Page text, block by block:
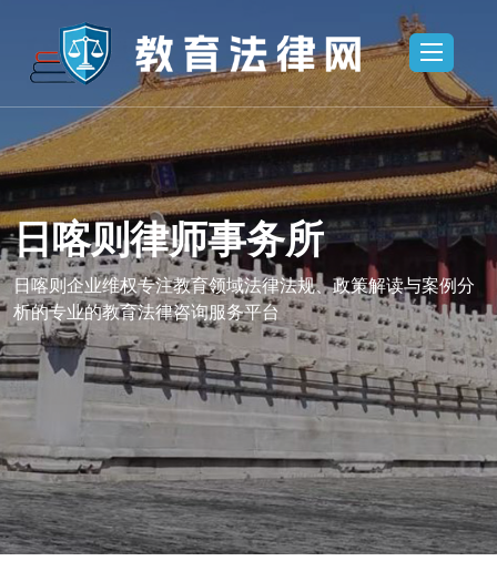
所,日喀则
企业维权
日喀则律师事务所
日喀则企业维权专注教育领域法律法规、政策解读与案例分
析的专业的教育法律咨询服务平台
日喀则律师
法律咨询,日